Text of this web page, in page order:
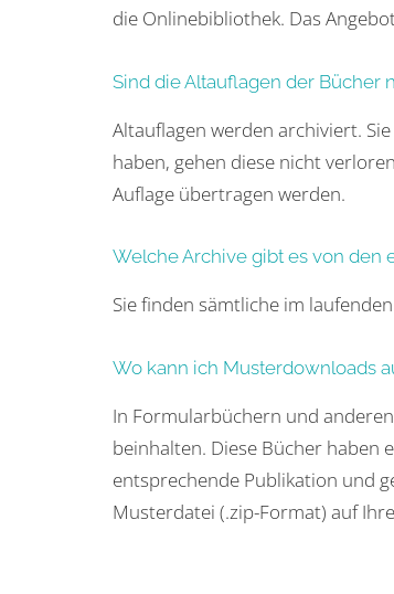
die Onlinebibliothek. Das
Sind die Altauflagen der Bücher
Altauflagen werden archiviert.
haben, gehen diese nicht
Auflage übertragen werden.
Welche Archive gibt es von den
Sie finden sämtliche im
Wo kann ich Musterdownloads
In Formularbüchern und
beinhalten. Diese Bücher haben
entsprechende Publikation und
Musterdatei (.zip-Format) auf